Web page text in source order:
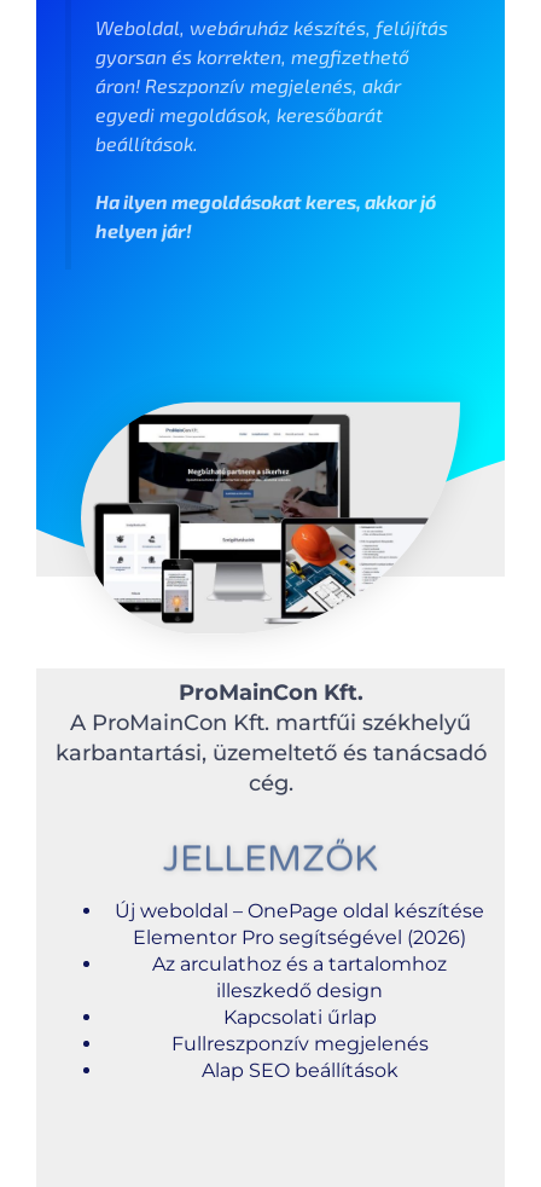
Weboldal, webáruház készítés, felújítás
gyorsan és korrekten, megfizethető
áron! Reszponzív megjelenés, akár
egyedi megoldások, keresőbarát
beállítások.
Ha ilyen megoldásokat keres, akkor jó
helyen jár!
ProMainCon Kft.
A ProMainCon Kft. martfűi székhelyű
karbantartási, üzemeltető és tanácsadó
cég.
JELLEMZŐK
Új weboldal – OnePage oldal készítése
Elementor Pro segítségével (2026)
Az arculathoz és a tartalomhoz
illeszkedő design
Kapcsolati űrlap
Fullreszponzív megjelenés
Alap SEO beállítások